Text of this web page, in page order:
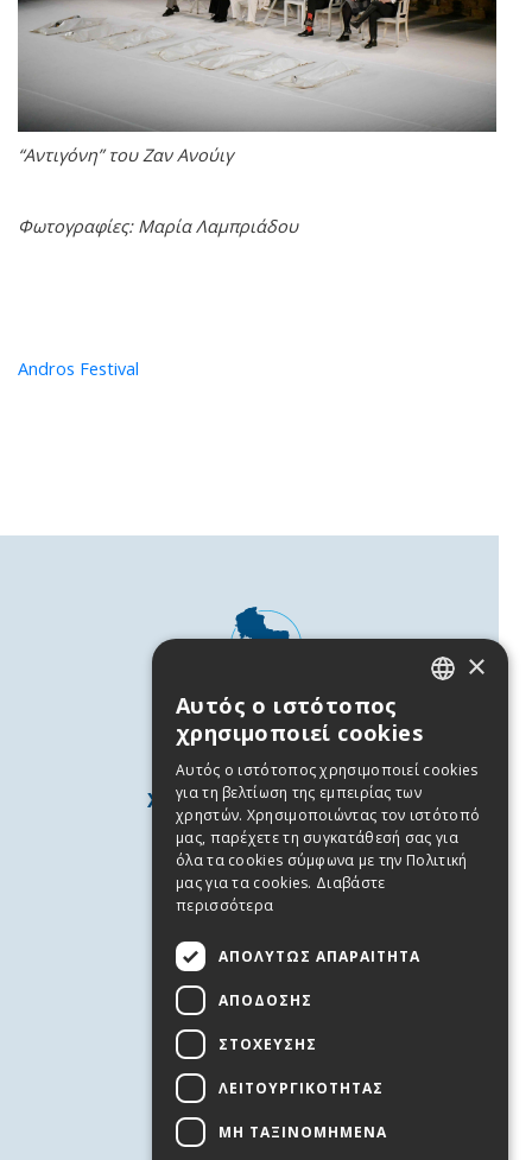
“Αντιγόνη” του Ζαν Ανούιγ
Φωτογραφίες: Μαρία Λαμπριάδου
Andros Festival
ΧΡΗΣΙΜΕΣ ΠΛΗΡΟΦΟΡΙΕΣ
Άνδρος
Χρήσιμα Τηλέφωνα
Όροι χρήσης
Πολιτική Απορρήτου
Cookies
Επικοινωνία
Προσφορές Εργασίας
Εκδηλώσεις
×
Αυτός ο ιστότοπος
χρησιμοποιεί cookies
Αυτός ο ιστότοπος χρησιμοποιεί cookies
για τη βελτίωση της εμπειρίας των
χρηστών. Χρησιμοποιώντας τον ιστότοπό
μας, παρέχετε τη συγκατάθεσή σας για
όλα τα cookies σύμφωνα με την Πολιτική
μας για τα cookies. Διαβάστε
περισσότερα
ΑΠΟΛΎΤΩΣ ΑΠΑΡΑΊΤΗΤΑ
ΑΠΌΔΟΣΗΣ
ΣΤΌΧΕΥΣΗΣ
ΛΕΙΤΟΥΡΓΙΚΌΤΗΤΑΣ
ΜΗ ΤΑΞΙΝΟΜΗΜΈΝΑ